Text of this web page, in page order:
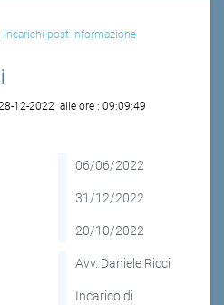
Incarichi post informazione
12-2022 alle ore : 09:09:49
06/06/2022
31/12/2022
20/10/2022
Avv. Daniele Ricci
Incarico di